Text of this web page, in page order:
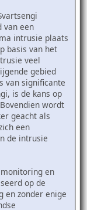
van een
intrusie plaats
basis van het
veel
gebied
van significante
is de kans op
wordt
geacht als
een
de intrusie
en
op de
en zonder enige